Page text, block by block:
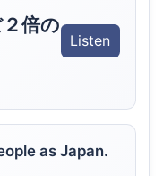
倍の
Listen
as Japan.